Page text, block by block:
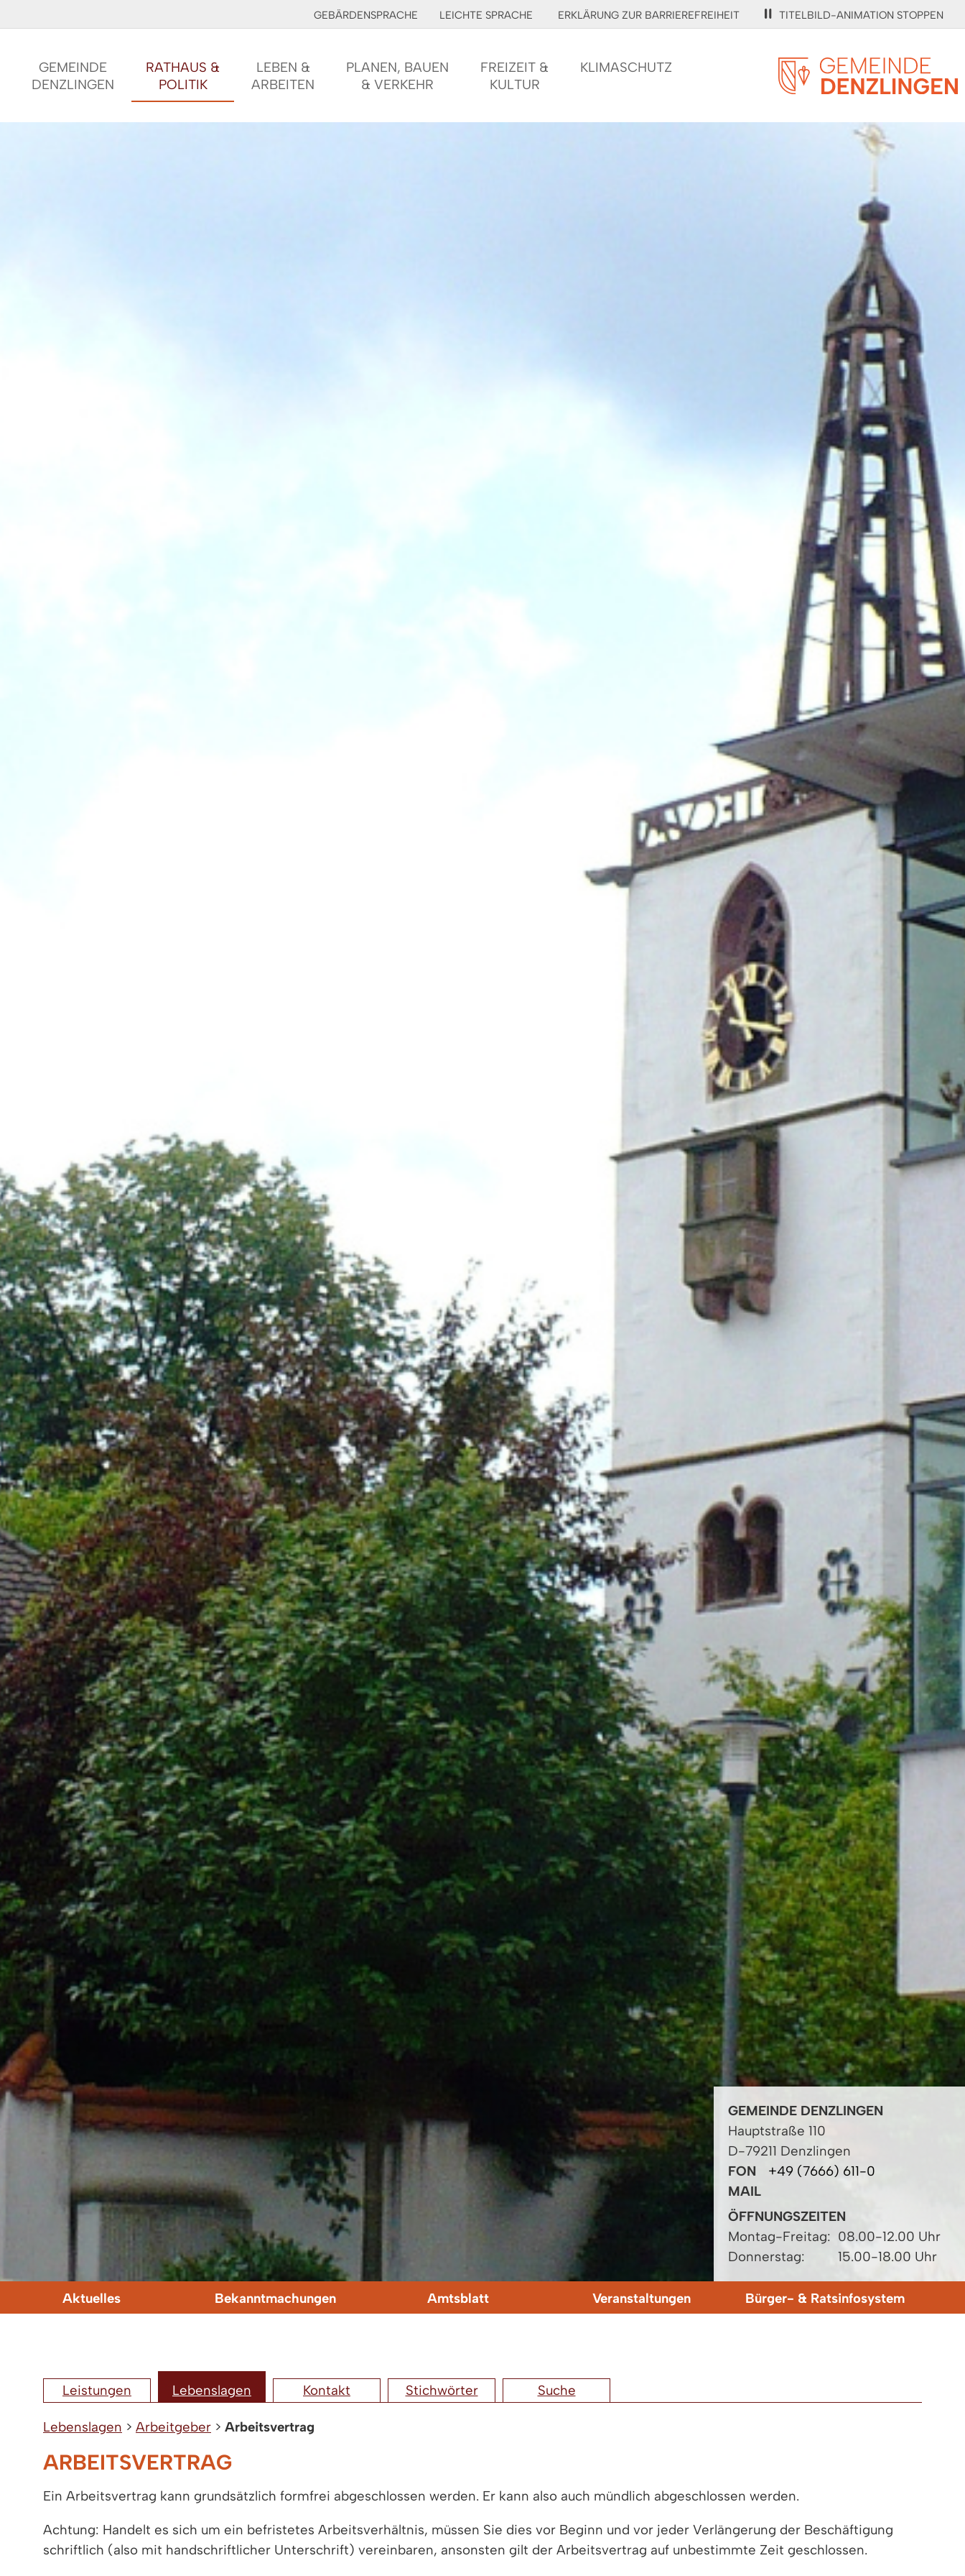
GEBÄRDENSPRACHE LEICHTE SPRACHE ERKLÄRUNG ZUR BARRIEREFREIHEIT TITELBILD-ANIMATION STOPPEN
GEMEINDE
DENZLINGEN
RATHAUS &
POLITIK
LEBEN &
ARBEITEN
PLANEN, BAUEN
& VERKEHR
FREIZEIT &
KULTUR
KLIMASCHUTZ
GEMEINDE DENZLINGEN
Hauptstraße 110
D-79211 Denzlingen
FON
+49 (7666) 611-0
MAIL
ÖFFNUNGSZEITEN
Montag-Freitag: 08.00-12.00 Uhr
Donnerstag:
15.00-18.00 Uhr
Aktuelles Bekanntmachungen Amtsblatt Veranstaltungen Bürger- & Ratsinfosystem
Leistungen Lebenslagen Kontakt Stichwörter Suche
Lebenslagen > Arbeitgeber > Arbeitsvertrag
ARBEITSVERTRAG
Ein Arbeitsvertrag kann grundsätzlich formfrei abgeschlossen werden. Er kann also auch mündlich abgeschlossen werden.
Achtung: Handelt es sich um ein befristetes Arbeitsverhältnis, müssen Sie dies vor Beginn und vor jeder Verlängerung der Beschäftigung
schriftlich (also mit handschriftlicher Unterschrift) vereinbaren, ansonsten gilt der Arbeitsvertrag auf unbestimmte Zeit geschlossen.